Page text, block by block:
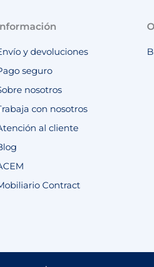
y devoluciones
seguro
nosotros
con nosotros
al cliente
Contract